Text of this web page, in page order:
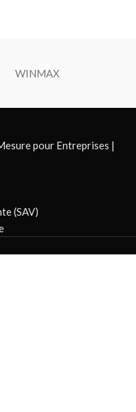
WINMAX
pour Entreprises |
(SAV)